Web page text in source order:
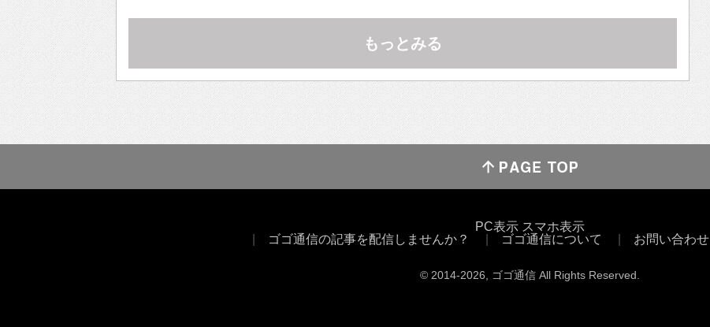
Bose並み
もっとみる
PC表示 スマホ表示
ゴゴ通信の記事を配信しませんか？
ゴゴ通信について お問い合わせ
© 2014-2026 , ゴゴ通信 All Rights Reserved.